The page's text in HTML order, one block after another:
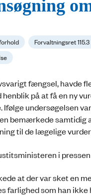
Forvaltningsret
fængsel, havde
henblik på at få en ny
Ifølge undersøgelsen
bemærkede
til de lægelige
i
at der var sket en
farlighed som han